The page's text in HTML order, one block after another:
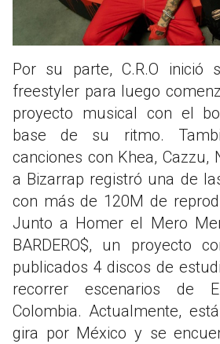
Por su parte, C.R.O inició
freestyler para luego
proyecto musical con el
base de su ritmo.
canciones con Khea, Cazzu,
a Bizarrap registró una de
con más de 120M de
Junto a Homer el Mero
BARDERO$, un proyecto
publicados 4 discos de
recorrer escenarios de
Colombia. Actualmente,
gira por México y se